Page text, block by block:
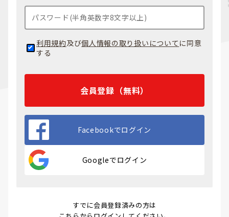
利用規約及び個人情報の取り扱いについて に同意
する
会員登録（無料）
Facebookでログイン
Googleでログイン
すでに会員登録済みの方は